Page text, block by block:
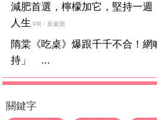
減肥首選，檸檬加它，堅持一週
人生 PR・新素簡
隋棠《吃桌》爆跟千千不合！網
持」 ...
關鍵字